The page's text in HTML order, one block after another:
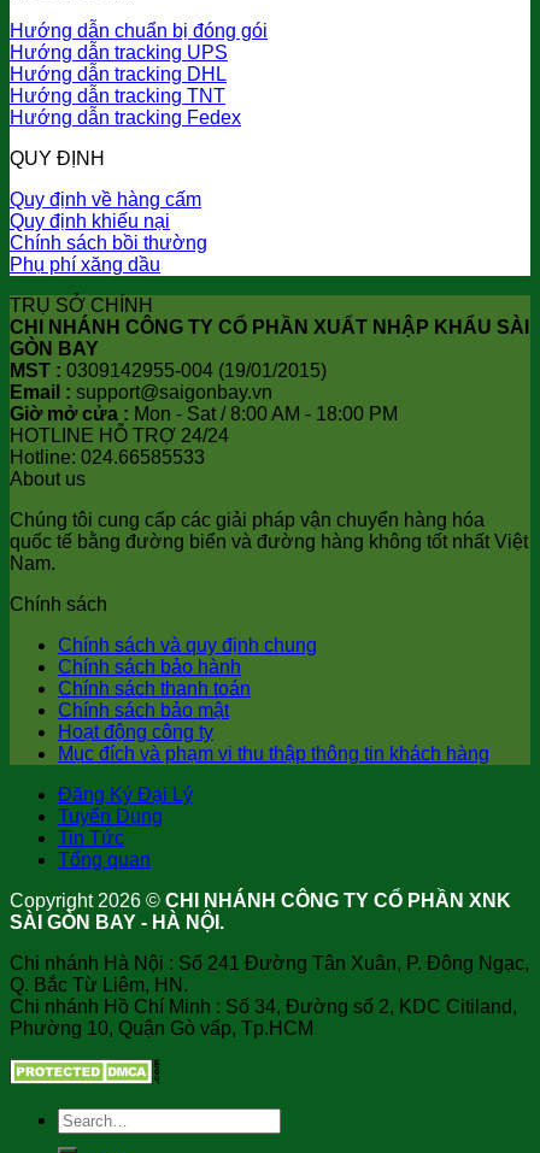
Hướng dẫn chuẩn bị đóng gói
Hướng dẫn tracking UPS
Hướng dẫn tracking DHL
Hướng dẫn tracking TNT
Hướng dẫn tracking Fedex
QUY ĐỊNH
Quy định về hàng cấm
Quy định khiếu nại
Chính sách bồi thường
Phụ phí xăng dầu
TRỤ SỞ CHÍNH
CHI NHÁNH CÔNG TY CỔ PHẦN XUẤT NHẬP KHẨU SÀI
GÒN BAY
MST : 0309142955-004 (19/01/2015)
Email : support@saigonbay.vn
Giờ mở cửa : Mon - Sat / 8:00 AM - 18:00 PM
HOTLINE HỖ TRỢ 24/24
Hotline: 024.66585533
About us
Chúng tôi cung cấp các giải pháp vận chuyển hàng hóa
quốc tế bằng đường biển và đường hàng không tốt nhất Việt
Nam.
Chính sách
Chính sách và quy định chung
Chính sách bảo hành
Chính sách thanh toán
Chính sách bảo mật
Hoạt động công ty
Mục đích và phạm vi thu thập thông tin khách hàng
Đăng Ký Đại Lý
Tuyển Dụng
Tin Tức
Tổng quan
Copyright 2026 © CHI NHÁNH CÔNG TY CỔ PHẦN XNK
SÀI GÒN BAY - HÀ NỘI.
Chi nhánh Hà Nội : Số 241 Đường Tân Xuân, P. Đông Ngạc,
Q. Bắc Từ Liêm, HN.
Chi nhánh Hồ Chí Minh : Số 34, Đường số 2, KDC Citiland,
Phường 10, Quận Gò vấp, Tp.HCM